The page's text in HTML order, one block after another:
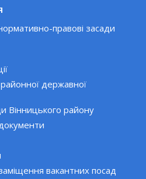
правові засади
районної державної
Вінницького району
вакантних посад